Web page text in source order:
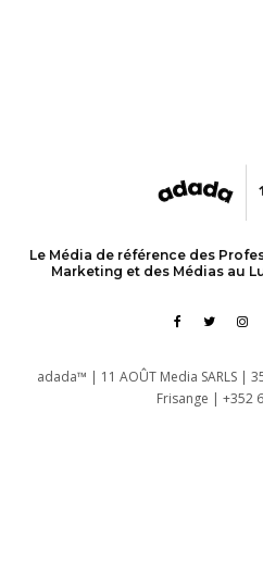
Le Média de référence des
Marketing et des Médias au
adada™ | 11 AOÛT Media SARLS |
Frisange | +352